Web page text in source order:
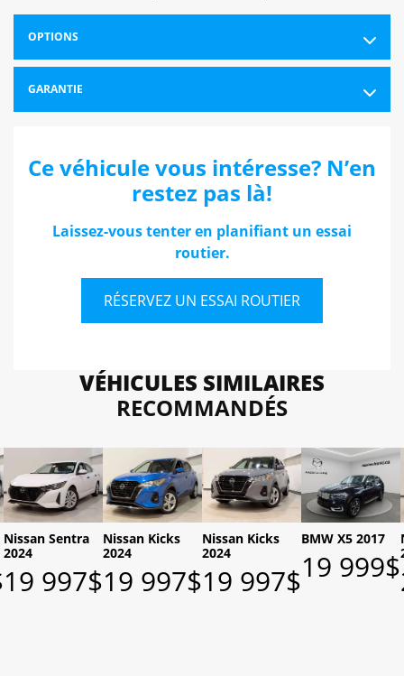
OPTIONS
GARANTIE
Ce véhicule vous intéresse? N’en
restez pas là!
Laissez-vous tenter en planifiant un essai
routier.
RÉSERVEZ UN ESSAI ROUTIER
VÉHICULES SIMILAIRES
RECOMMANDÉS
Nissan Sentra
2024
19 997$
Nissan Kicks
2024
19 997$
Nissan Kicks
2024
19 997$
BMW X5 2017
19 999$